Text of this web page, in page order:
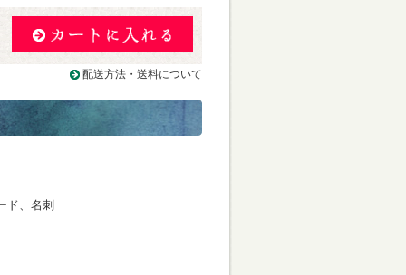
配送方法・送料について
ド、名刺